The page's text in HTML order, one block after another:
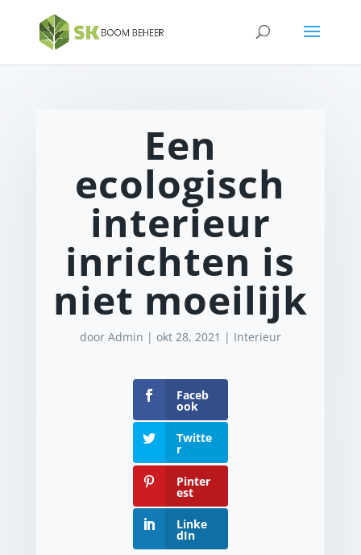
Een
ecologisch
interieur
inrichten is
niet moeilijk
door Admin | okt 28, 2021 | Interieur
Faceb
ook
Twitte
r
Pinter
est
Linke
dIn